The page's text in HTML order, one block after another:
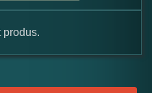
produs.